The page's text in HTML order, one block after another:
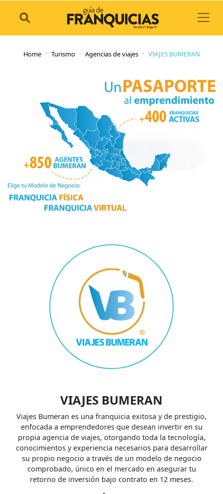
Home Turismo Agencias de viajes VIAJES BUMERAN
VIAJES BUMERAN
Viajes Bumeran es una franquicia exitosa y de prestigio,
enfocada a emprendedores que desean invertir en su
propia agencia de viajes, otorgando toda la tecnología,
conocimientos y experiencia necesarios para desarrollar
su propio negocio a través de un modelo de negocio
comprobado, único en el mercado en asegurar tu
retorno de inversión bajo contrato en 12 meses.